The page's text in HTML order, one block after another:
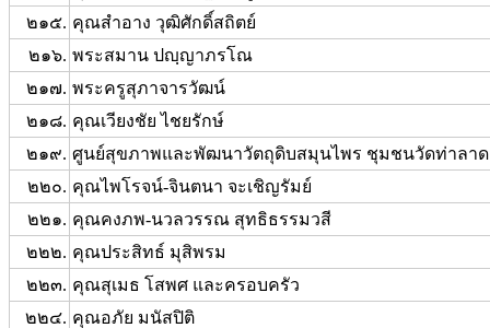
๒๑๕. คุณสำอาง วุฒิศักดิ์สถิตย์
๒๑๖. พระสมาน ปญฺญาภรโณ
๒๑๗. พระครูสุภาจารวัฒน์
๒๑๘. คุณเวียงชัย ไชยรักษ์
๒๑๙. ศูนย์สุขภาพและพัฒนาวัตถุดิบสมุนไพร ชุมชนวัดท่าลาด
๒๒๐. คุณไพโรจน์-จินตนา จะเชิญรัมย์
๒๒๑. คุณคงภพ-นวลวรรณ สุทธิธรรมวสี
๒๒๒. คุณประสิทธ์ มุสิพรม
๒๒๓. คุณสุเมธ โสพศ และครอบครัว
๒๒๔. คุณอภัย มนัสปิติ